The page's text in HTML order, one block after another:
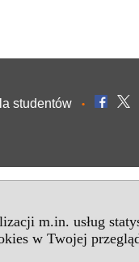
m.in. usług
w Twojej
studentów •